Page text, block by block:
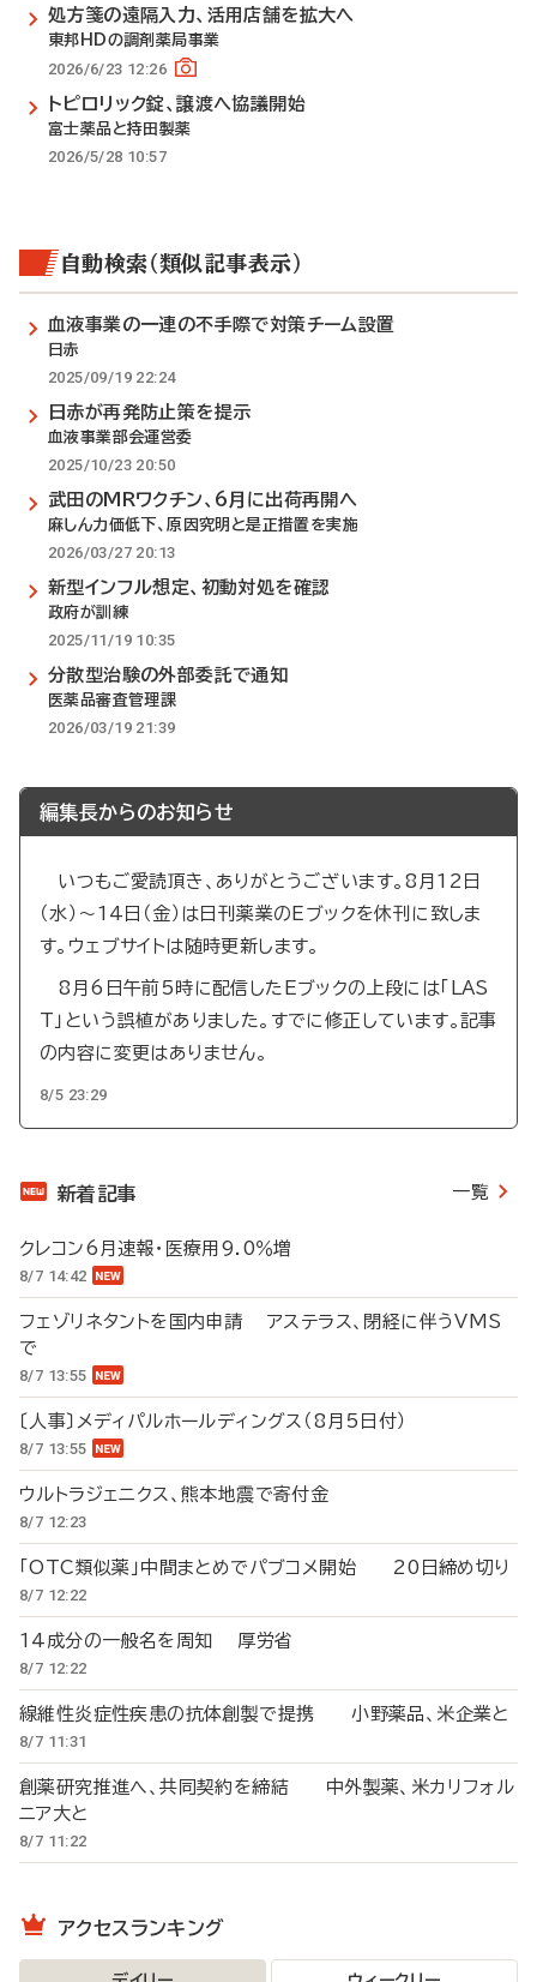
処方箋の遠隔入力、活用店舗を拡大へ
東邦HDの調剤薬局事業
2026/6/23 12:26
トピロリック錠、譲渡へ協議開始
富士薬品と持田製薬
2026/5/28 10:57
自動検索（類似記事表示）
血液事業の一連の不手際で対策チーム設置
日赤
2025/09/19 22:24
日赤が再発防止策を提示
血液事業部会運営委
2025/10/23 20:50
武田のMRワクチン、6月に出荷再開へ
麻しん力価低下、原因究明と是正措置を実施
2026/03/27 20:13
新型インフル想定、初動対処を確認
政府が訓練
2025/11/19 10:35
分散型治験の外部委託で通知
医薬品審査管理課
2026/03/19 21:39
編集長からのお知らせ
いつもご愛読頂き、ありがとうございます。8月12日
（水）～14日（金）は日刊薬業のEブックを休刊に致しま
す。ウェブサイトは随時更新します。
8月6日午前5時に配信したEブックの上段には「LAS
T」という誤植がありました。すでに修正しています。記事
の内容に変更はありません。
8/5 23:29
新着記事 一覧
クレコン6月速報・医療用9.0％増
8/7 14:42
フェゾリネタントを国内申請 アステラス、閉経に伴うVMS
で
8/7 13:55
〔人事〕メディパルホールディングス（8月5日付）
8/7 13:55
ウルトラジェニクス、熊本地震で寄付金
8/7 12:23
「OTC類似薬」中間まとめでパブコメ開始 20日締め切り
8/7 12:22
14成分の一般名を周知 厚労省
8/7 12:22
線維性炎症性疾患の抗体創製で提携 小野薬品、米企業と
8/7 11:31
創薬研究推進へ、共同契約を締結 中外製薬、米カリフォル
ニア大と
8/7 11:22
アクセスランキング